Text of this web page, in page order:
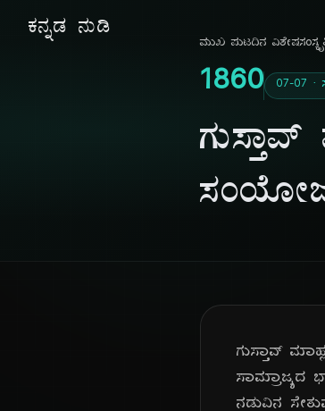
ಕನ್ನಡ ನುಡಿ
ಮುಖ ಪುಟದಿನ ವಿಶೇಷ
1860 07-07 ·
ಗುಸ್ತಾವ್
ಸಾಮ್ರಾಜ್ಯದ
ನಡುವಿನ